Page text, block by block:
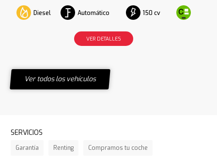
Diesel Automático 150 cv
VER DETALLES
Ver todos los vehículos
SERVICIOS
Garantía Renting Compramos tu coche